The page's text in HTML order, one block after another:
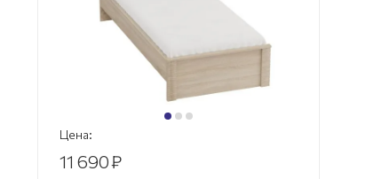
Цена:
11 690₽